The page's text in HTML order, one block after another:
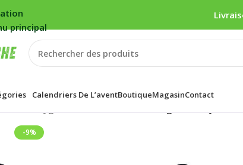
principal
Calendriers De L’aventBoutiqueMagasinContact
-9%